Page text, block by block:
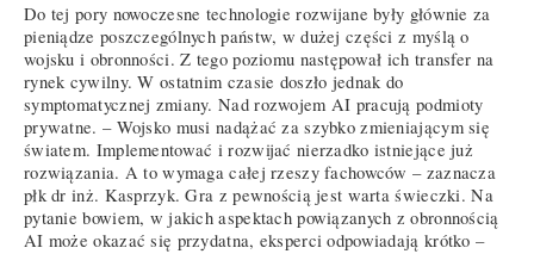
Do tej pory nowoczesne technologie rozwijane były głównie za
pieniądze poszczególnych państw, w dużej części z myślą o
wojsku i obronności. Z tego poziomu następował ich transfer na
rynek cywilny. W ostatnim czasie doszło jednak do
symptomatycznej zmiany. Nad rozwojem AI pracują podmioty
prywatne. – Wojsko musi nadążać za szybko zmieniającym się
światem. Implementować i rozwijać nierzadko istniejące już
rozwiązania. A to wymaga całej rzeszy fachowców – zaznacza
płk dr inż. Kasprzyk. Gra z pewnością jest warta świeczki. Na
pytanie bowiem, w jakich aspektach powiązanych z obronnością
AI może okazać się przydatna, eksperci odpowiadają krótko –